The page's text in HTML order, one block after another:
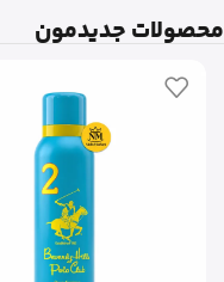
محصولات جدیدمون